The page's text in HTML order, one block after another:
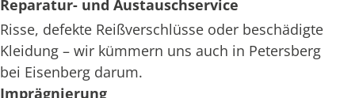
Reparatur- und Austauschservice
Risse, defekte Reißverschlüsse oder beschädigte
Kleidung – wir kümmern uns auch in Petersberg
bei Eisenberg darum.
Imprägnierung